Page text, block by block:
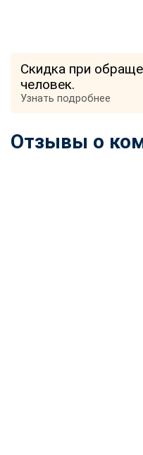
Скидка при
человек.
Узнать подробнее
Отзывы о